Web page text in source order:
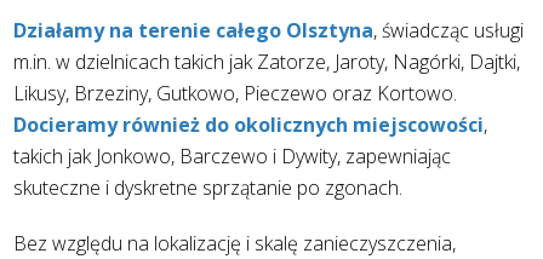
Działamy na terenie całego Olsztyna, świadcząc usługi
m.in. w dzielnicach takich jak Zatorze, Jaroty, Nagórki, Dajtki,
Likusy, Brzeziny, Gutkowo, Pieczewo oraz Kortowo.
Docieramy również do okolicznych miejscowości,
takich jak Jonkowo, Barczewo i Dywity, zapewniając
skuteczne i dyskretne sprzątanie po zgonach.
Bez względu na lokalizację i skalę zanieczyszczenia,